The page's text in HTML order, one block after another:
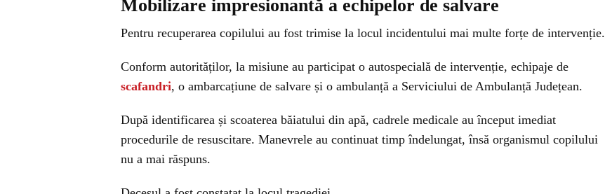
Mobilizare impresionantă a echipelor de salvare
Pentru recuperarea copilului au fost trimise la locul incidentului mai multe forțe de intervenție.
Conform autorităților, la misiune au participat o autospecială de intervenție, echipaje de
scafandri, o ambarcațiune de salvare și o ambulanță a Serviciului de Ambulanță Județean.
După identificarea și scoaterea băiatului din apă, cadrele medicale au început imediat
procedurile de resuscitare. Manevrele au continuat timp îndelungat, însă organismul copilului
nu a mai răspuns.